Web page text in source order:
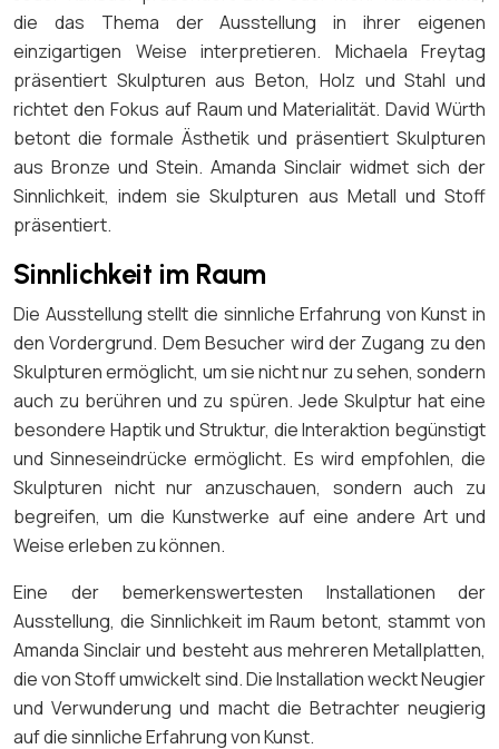
die das Thema der Ausstellung in ihrer eigenen
einzigartigen Weise interpretieren. Michaela Freytag
präsentiert Skulpturen aus Beton, Holz und Stahl und
richtet den Fokus auf Raum und Materialität. David Würth
betont die formale Ästhetik und präsentiert Skulpturen
aus Bronze und Stein. Amanda Sinclair widmet sich der
Sinnlichkeit, indem sie Skulpturen aus Metall und Stoff
präsentiert.
Sinnlichkeit im Raum
Die Ausstellung stellt die sinnliche Erfahrung von Kunst in
den Vordergrund. Dem Besucher wird der Zugang zu den
Skulpturen ermöglicht, um sie nicht nur zu sehen, sondern
auch zu berühren und zu spüren. Jede Skulptur hat eine
besondere Haptik und Struktur, die Interaktion begünstigt
und Sinneseindrücke ermöglicht. Es wird empfohlen, die
Skulpturen nicht nur anzuschauen, sondern auch zu
begreifen, um die Kunstwerke auf eine andere Art und
Weise erleben zu können.
Eine der bemerkenswertesten Installationen der
Ausstellung, die Sinnlichkeit im Raum betont, stammt von
Amanda Sinclair und besteht aus mehreren Metallplatten,
die von Stoff umwickelt sind. Die Installation weckt Neugier
und Verwunderung und macht die Betrachter neugierig
auf die sinnliche Erfahrung von Kunst.